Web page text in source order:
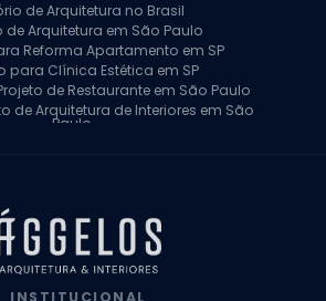
de Arquitetura no Brasil
de Arquitetura em São Paulo
Reforma Apartamento em SP
para Clínica Estética em SP
de Restaurante em São Paulo
de Arquitetura de Interiores em São
Paulo
Projeto Comercial em São Paulo
Arquiteto Comercial
Reforma de Apartamento
para Reforma Residencial